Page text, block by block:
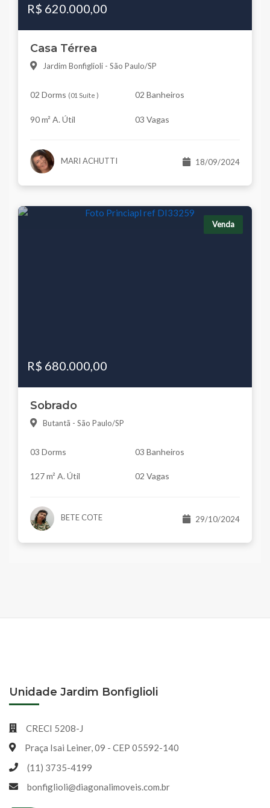
R$ 620.000,00
Casa Térrea
Jardim Bonfiglioli - São Paulo/SP
02 Dorms (01 Suíte ) 02 Banheiros
90 m² A. Útil 03 Vagas
MARI ACHUTTI 18/09/2024
Venda
R$ 680.000,00
Sobrado
Butantã - São Paulo/SP
03 Dorms 03 Banheiros
127 m² A. Útil 02 Vagas
BETE COTE 29/10/2024
Unidade Jardim Bonfiglioli
CRECI 5208-J
Praça Isai Leiner, 09 - CEP 05592-140
(11) 3735-4199
bonfiglioli@diagonalimoveis.com.br